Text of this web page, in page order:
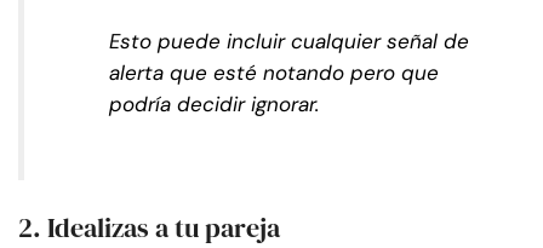
Esto puede incluir cualquier señal de
alerta que esté notando pero que
podría decidir ignorar.
2. Idealizas a tu pareja